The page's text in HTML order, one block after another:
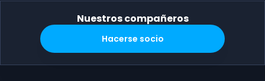
Nuestros compañeros
Hacerse socio